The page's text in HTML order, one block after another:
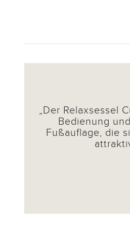
Der Relaxsessel
Bedienung
Fußauflage, die